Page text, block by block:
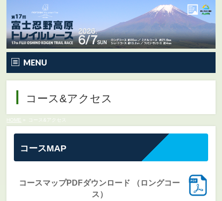
MENU
コース&アクセス
コース&アクセス
HOME » コース&アクセス
コースMAP
コースマップPDFダウンロード （ロングコー
ス）